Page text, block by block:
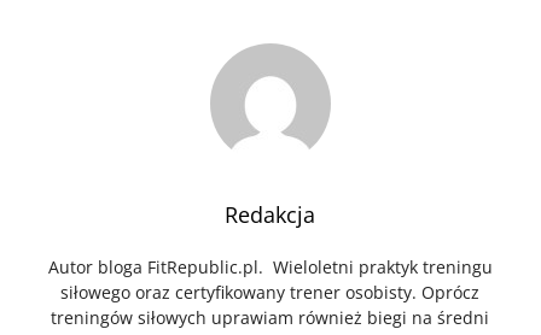
Redakcja
Autor bloga FitRepublic.pl. Wieloletni praktyk treningu
siłowego oraz certyfikowany trener osobisty. Oprócz
treningów siłowych uprawiam również biegi na średni